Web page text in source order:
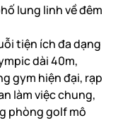
lung linh về đêm
tiện ích đa dạng
dài 40m,
gym hiện đại, rạp
làm việc chung,
phòng golf mô